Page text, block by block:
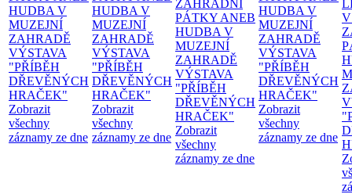
HUDBA V
MUZEJNÍ
ZAHRADĚ
VÝSTAVA
"PŘÍBĚH
DŘEVĚNÝCH
HRAČEK"
Zobrazit
všechny
záznamy ze dne
HUDBA V
MUZEJNÍ
ZAHRADĚ
VÝSTAVA
"PŘÍBĚH
DŘEVĚNÝCH
HRAČEK"
Zobrazit
všechny
záznamy ze dne
ZAHRADNÍ
PÁTKY ANEB
HUDBA V
MUZEJNÍ
ZAHRADĚ
VÝSTAVA
"PŘÍBĚH
DŘEVĚNÝCH
HRAČEK"
Zobrazit
všechny
záznamy ze dne
HUDBA V
MUZEJNÍ
ZAHRADĚ
VÝSTAVA
"PŘÍBĚH
DŘEVĚNÝCH
HRAČEK"
Zobrazit
všechny
záznamy ze dne